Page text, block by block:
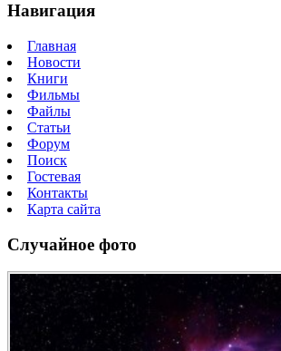
Навигация
Главная
Новости
Книги
Фильмы
Файлы
Статьи
Форум
Поиск
Гостевая
Контакты
Карта сайта
Случайное фото